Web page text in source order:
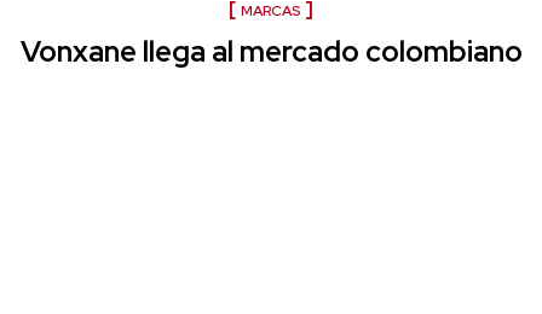
MARCAS
Vonxane llega al mercado colombiano